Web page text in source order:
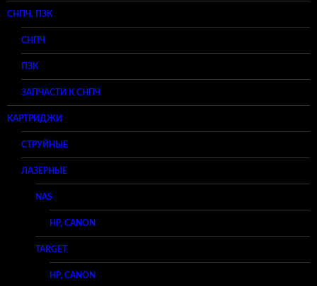
СНПЧ, ПЗК
СНПЧ
ПЗК
ЗАПЧАСТИ К СНПЧ
КАРТРИДЖИ
СТРУЙНЫЕ
ЛАЗЕРНЫЕ
NAS
HP, CANON
TARGET
HP, CANON